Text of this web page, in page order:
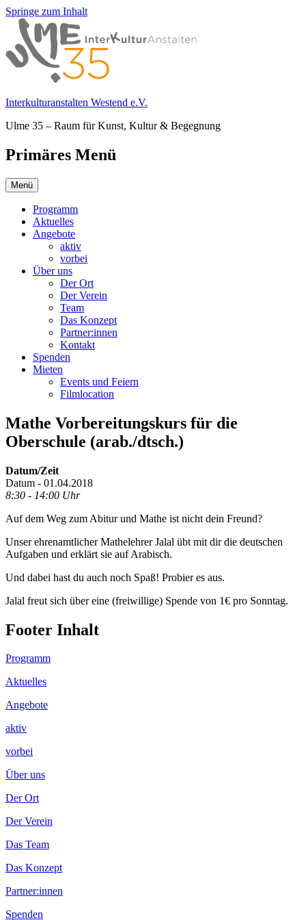
Springe zum Inhalt
Interkulturanstalten Westend e.V.
Ulme 35 – Raum für Kunst, Kultur & Begegnung
Primäres Menü
Menü
Programm
Aktuelles
Angebote
aktiv
vorbei
Über uns
Der Ort
Der Verein
Team
Das Konzept
Partner:innen
Kontakt
Spenden
Mieten
Events und Feiern
Filmlocation
Mathe Vorbereitungskurs für die
Oberschule (arab./dtsch.)
Datum/Zeit
Datum - 01.04.2018
8:30 - 14:00 Uhr
Auf dem Weg zum Abitur und Mathe ist nicht dein Freund?
Unser ehrenamtlicher Mathelehrer Jalal übt mit dir die deutschen
Aufgaben und erklärt sie auf Arabisch.
Und dabei hast du auch noch Spaß! Probier es aus.
Jalal freut sich über eine (freiwillige) Spende von 1€ pro Sonntag.
Footer Inhalt
Programm
Aktuelles
Angebote
aktiv
vorbei
Über uns
Der Ort
Der Verein
Das Team
Das Konzept
Partner:innen
Spenden